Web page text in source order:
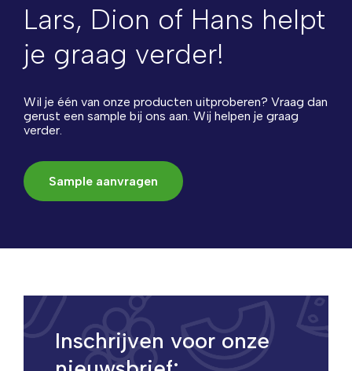
Lars, Dion of Hans helpt
je graag verder!
Wil je één van onze producten uitproberen? Vraag dan
gerust een sample bij ons aan. Wij helpen je graag
verder.
Sample aanvragen
Inschrijven voor onze